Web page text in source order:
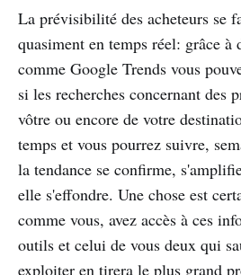
La prévisibilité des acheteurs se
quasiment en temps réel: grâce à
comme Google Trends vous
si les recherches concernant des
vôtre ou encore de votre
temps et vous pourrez suivre,
la tendance se confirme,
elle s'effondre. Une chose est
comme vous, avez accès à ces
outils et celui de vous deux qui
exploiter en tirera le plus grand